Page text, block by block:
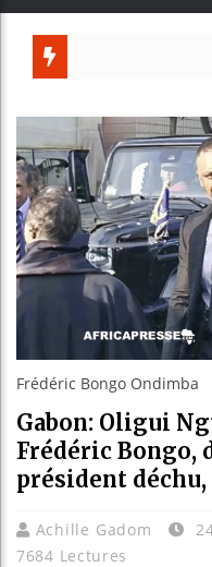
Frédéric Bongo Ondimba
Gabon: Oligui
Frédéric Bongo,
président déchu,
Achille Gadom
7684 Lectures